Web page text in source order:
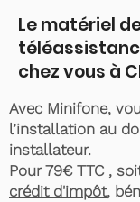
Le matériel
chez vous à
Avec Minifone,
l’installation au
installateur.
Pour 79€ TTC ,
crédit d'impôt,